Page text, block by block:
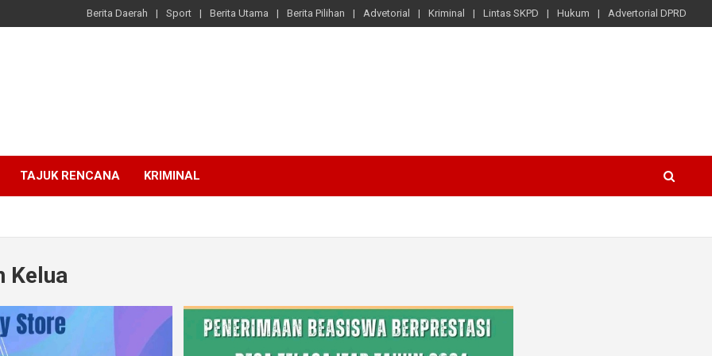
Berita Daerah Sport Berita Utama Berita Pilihan Advetorial Kriminal Lintas SKPD Hukum Advertorial DPRD
TAJUK RENCANA KRIMINAL
Kelua